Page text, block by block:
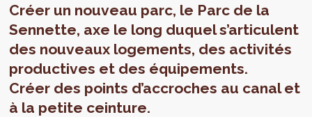
Créer un nouveau parc, le Parc de la
Sennette, axe le long duquel s’articulent
des nouveaux logements, des activités
productives et des équipements.
Créer des points d’accroches au canal et
à la petite ceinture.